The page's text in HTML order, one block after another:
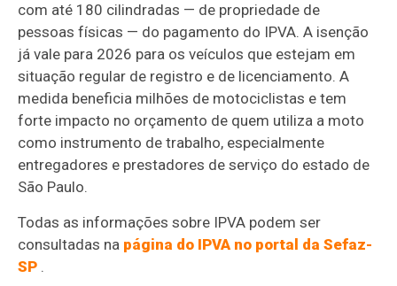
com até 180 cilindradas — de propriedade de
pessoas físicas — do pagamento do IPVA. A isenção
já vale para 2026 para os veículos que estejam em
situação regular de registro e de licenciamento. A
medida beneficia milhões de motociclistas e tem
forte impacto no orçamento de quem utiliza a moto
como instrumento de trabalho, especialmente
entregadores e prestadores de serviço do estado de
São Paulo.
Todas as informações sobre IPVA podem ser
consultadas na página do IPVA no portal da Sefaz-
SP .